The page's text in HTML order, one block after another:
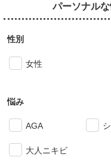
パーソナル
性別
女性
悩み
AGA
大人ニキビ